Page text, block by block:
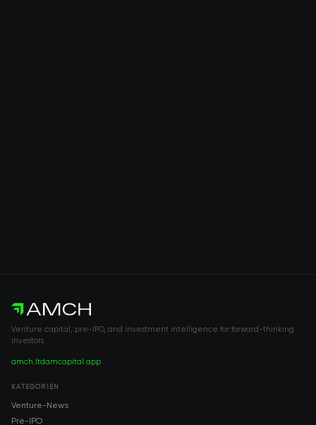
Venture capital, pre-IPO, and investment intelligence for forward-thinking
investors.
amch.ltdamcapital.app
KATEGORIEN
Venture-News
Pre-IPO